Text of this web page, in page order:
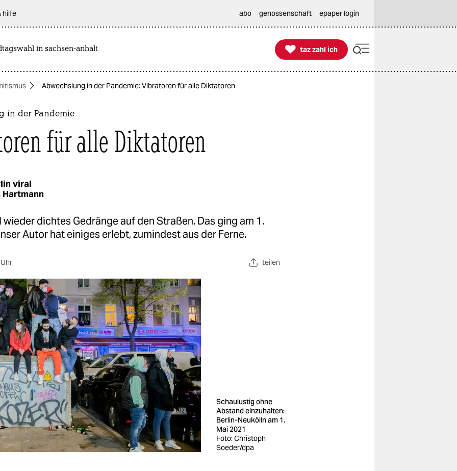
hilfe abo genossenschaft epaper login
in sachsen-anhalt 
taz zahl ich
taz zahl ich
Abwechslung in der Pandemie: Vibratoren für alle Diktatoren
in der Pandemie
für alle Diktatoren
viral
Hartmann
wieder dichtes Gedränge auf den Straßen. Das ging am 1.
Autor hat einiges erlebt, zumindest aus der Ferne.
teilen
Schaulustig ohne
Abstand einzuhalten:
Berlin-Neukölln am 1.
Mai 2021
Foto: Christoph
Soeder/dpa